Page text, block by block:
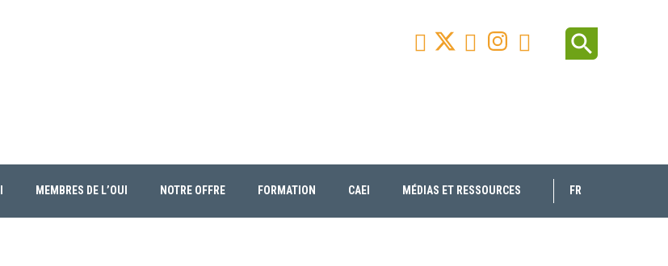
 Facebook
 YoutubeInstagram
 Linkedin
search
MEMBRES DE L’OUI NOTRE OFFRE FORMATION CAEI MÉDIAS ET RESSOURCES FR